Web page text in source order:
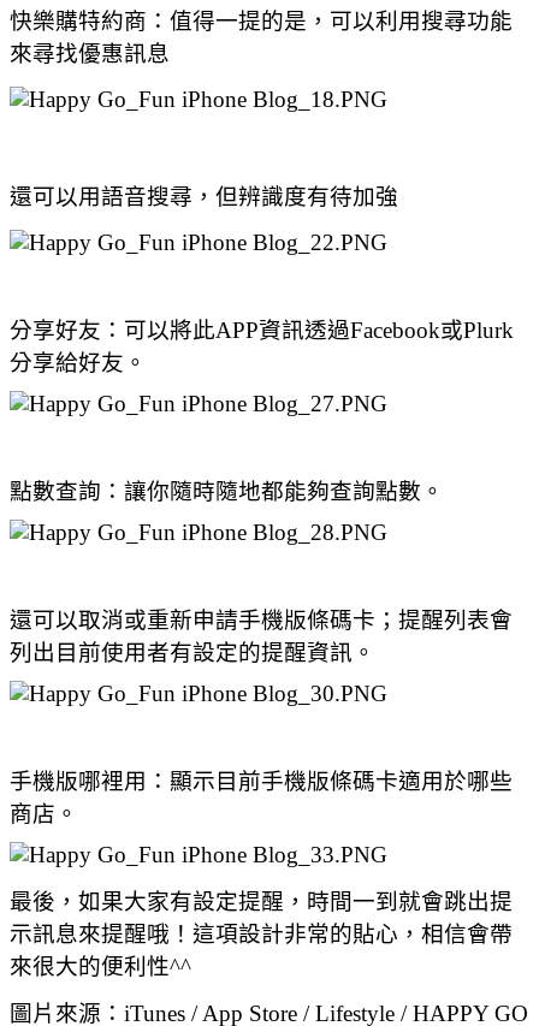
快樂購特約商：值得一提的是，可以利用搜尋功能
來尋找優惠訊息
還可以用語音搜尋，但辨識度有待加強
分享好友：可以將此APP資訊透過Facebook或Plurk
分享給好友。
點數查詢：讓你隨時隨地都能夠查詢點數。
還可以取消或重新申請手機版條碼卡；提醒列表會
列出目前使用者有設定的提醒資訊。
手機版哪裡用：顯示目前手機版條碼卡適用於哪些
商店。
最後，如果大家有設定提醒，時間一到就會跳出提
示訊息來提醒哦！這項設計非常的貼心，相信會帶
來很大的便利性^^
圖片來源：iTunes / App Store / Lifestyle / HAPPY GO